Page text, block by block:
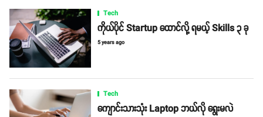
Tech
ကိုယ်ပိုင် Startup ထောင်လို့ ရမယ့် Skills ၃ ခု
5 years ago
Tech
ကျောင်းသားသုံး Laptop ဘယ်လို ရွေးမလဲ